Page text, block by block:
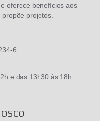
oferece benefícios aos
projetos.
6
e das 13h30 às 18h